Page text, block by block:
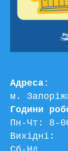
Адреса:
м.
Години
Пн-Чт: 8-
Вихідні: